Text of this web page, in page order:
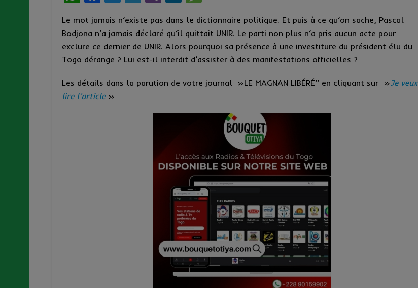
at
s
A
p
p
ce
b
o
o
k
w
it
te
r
e
g
r
a
m
er ke
dI
n
s
a
g
e
Le mot jamais n’existe pas dans le dictionnaire politique. Et puis à ce qu’on sache, Pascal
Bodjona n’a jamais déclaré qu’il quittait UNIR. Le parti non plus n’a pris aucun acte pour
exclure ce dernier de UNIR. Alors pourquoi sa présence à une investiture du président élu du
Togo dérange ? Lui est-il interdit d’assister à des manifestations officielles ?
Les détails dans la parution de votre journal »LE MAGNAN LIBÉRÉ’’ en cliquant sur »Je veux
lire l’article»